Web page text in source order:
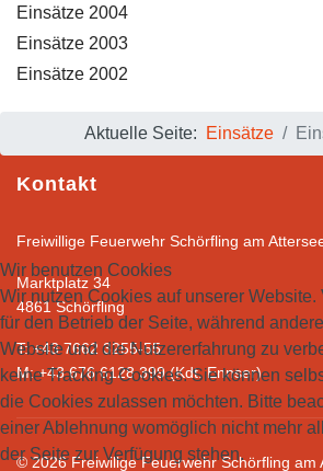
Einsätze 2004
Einsätze 2003
Einsätze 2002
Aktuelle Seite: Einsätze
Kontakt
Freiwillige Feuerwehr Schörfling am
Marktplatz 34
4861 Schörfling
T: +43 7662 3255-55
M: +43 676 6128 399 (Kdt. Ennser)
© 2026 Freiwillge Feuerwehr Schörfling am
Wir benutzen Cookies
Wir nutzen Cookies auf unserer Website.
für den Betrieb der Seite, während
Website und die Nutzererfahrung zu
keine Tracking Cookies. Sie können
die Cookies zulassen möchten. Bitte
einer Ablehnung womöglich nicht mehr
der Seite zur Verfügung stehen.